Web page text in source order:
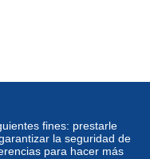
fines: prestarle
la seguridad de
para hacer más